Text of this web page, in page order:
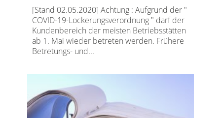
[Stand 02.05.2020] Achtung : Aufgrund der "
COVID-19-Lockerungsverordnung " darf der
Kundenbereich der meisten Betriebsstätten
ab 1. Mai wieder betreten werden. Frühere
Betretungs- und...